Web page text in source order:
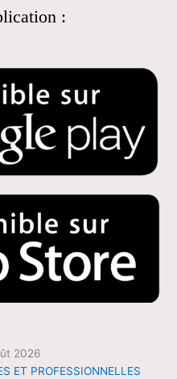
:
2026
ET PROFESSIONNELLES